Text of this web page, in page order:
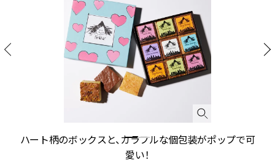
ハート柄のボックスと、カラフルな個包装がポップで可
愛い！